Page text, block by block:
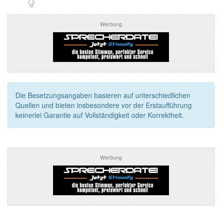
Werbung
Die Besetzungsangaben basieren auf unterschiedlichen
Quellen und bieten insbesondere vor der Erstaufführung
keinerlei Garantie auf Vollständigkeit oder Korrektheit.
Werbung